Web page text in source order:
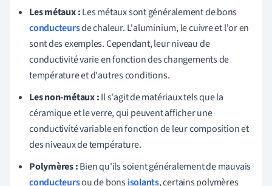
Les métaux :Les métaux sont généralement de bons
conducteursde chaleur. L'aluminium, le cuivre et l'or en
sont des exemples. Cependant, leur niveau de
conductivité varie en fonction des changements de
température et d'autres conditions.
Les non-métaux :Il s'agit de matériaux tels que la
céramique et le verre, qui peuvent afficher une
conductivité variable en fonction de leur composition et
des niveaux de température.
Polymères :Bien qu'ils soient généralement de mauvais
conducteursou de bonsisolants, certains polymères